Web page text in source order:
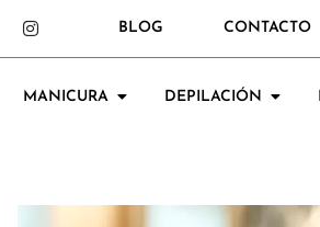
BLOG CONTACTO
MANICURA DEPILACIÓN